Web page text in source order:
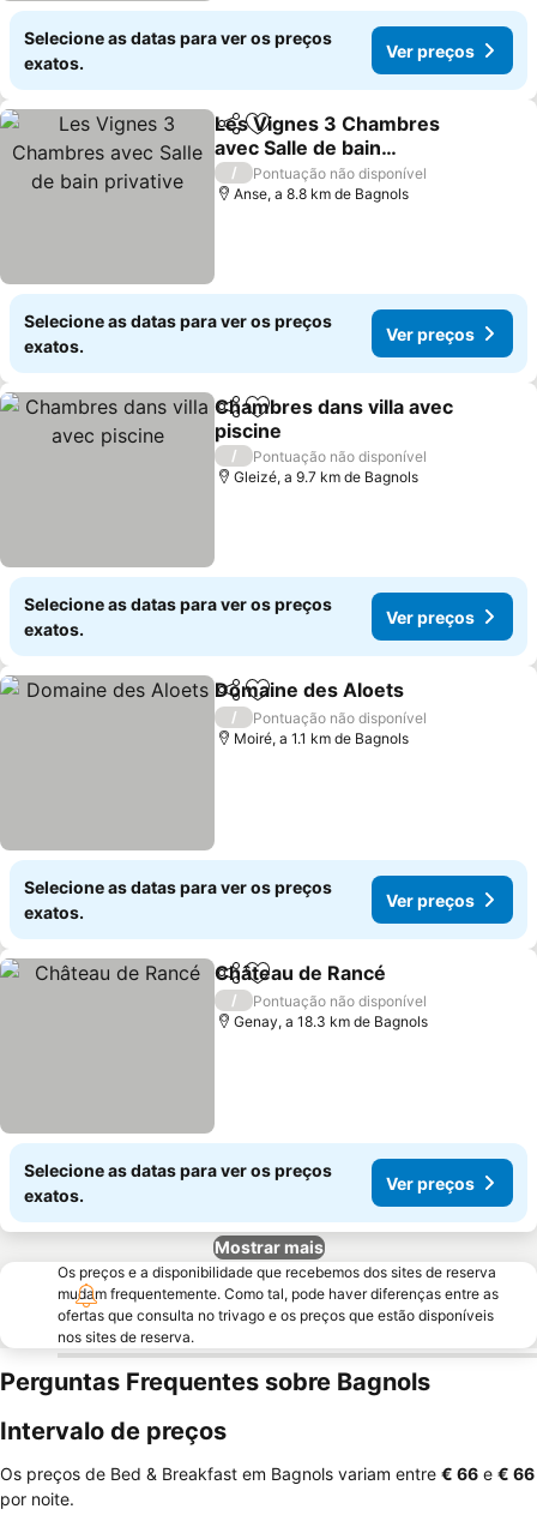
Selecione as datas para ver os preços
exatos.
Ver preços
PartilharAdicionar aos favoritos
Les Vignes 3 Chambres
avec Salle de bain
privative
Ver preços
/
Pontuação não disponível
Anse, a 8.8 km de Bagnols
Selecione as datas para ver os preços
exatos.
Ver preços
PartilharAdicionar aos favoritos
Chambres dans villa avec
piscine
Ver preços
/
Pontuação não disponível
Gleizé, a 9.7 km de Bagnols
Selecione as datas para ver os preços
exatos.
Ver preços
PartilharAdicionar aos favoritos
Domaine des Aloets
/
Pontuação não disponível
Moiré, a 1.1 km de Bagnols
Selecione as datas para ver os preços
exatos.
Ver preços
PartilharAdicionar aos favoritos
Château de Rancé
/
Pontuação não disponível
Genay, a 18.3 km de Bagnols
Selecione as datas para ver os preços
exatos.
Ver preços
Mostrar mais
Os preços e a disponibilidade que recebemos dos sites de reserva
mudam frequentemente. Como tal, pode haver diferenças entre as
ofertas que consulta no trivago e os preços que estão disponíveis
nos sites de reserva.
Perguntas Frequentes sobre Bagnols
Intervalo de preços
Os preços de Bed & Breakfast em Bagnols variam entre ‎€ 66 e ‎€ 66
por noite.